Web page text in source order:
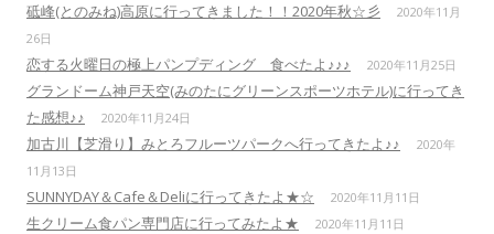
砥峰(とのみね)高原に行ってきました！！2020年秋☆彡
2020年11月
26日
恋する火曜日の極上パンプディング 食べたよ♪♪♪ 2020年11月25日
グランドーム神戸天空(みのたにグリーンスポーツホテル)に行ってき
た感想♪♪
2020年11月24日
加古川【芝滑り】みとろフルーツパークへ行ってきたよ♪♪
2020年
11月13日
SUNNYDAY＆Cafe＆Deliに行ってきたよ★☆ 2020年11月11日
生クリーム食パン専門店に行ってみたよ★ 2020年11月11日